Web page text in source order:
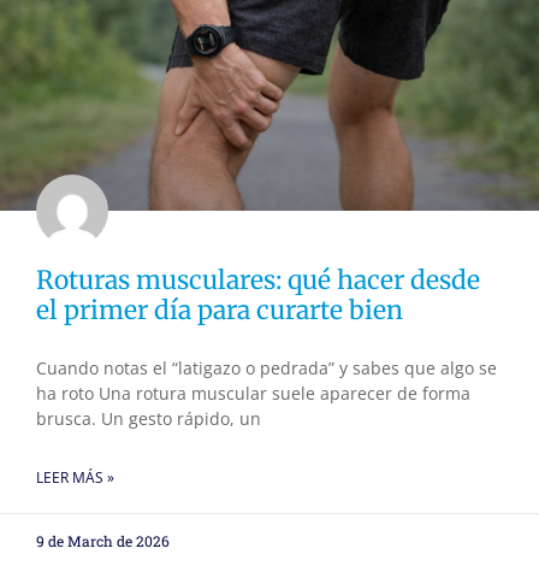
Roturas musculares: qué hacer desde
el primer día para curarte bien
Cuando notas el “latigazo o pedrada” y sabes que algo se
ha roto Una rotura muscular suele aparecer de forma
brusca. Un gesto rápido, un
LEER MÁS »
9 de March de 2026